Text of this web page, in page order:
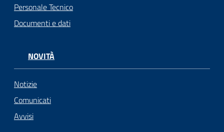
Personale Tecnico
Documenti e dati
NOVITÀ
Notizie
Comunicati
Avvisi